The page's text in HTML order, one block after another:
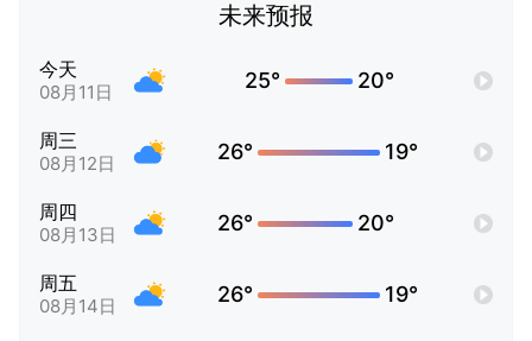
未来预报
今天
08月11日 25° 20°
周三
08月12日 26° 19°
周四
08月13日 26° 20°
周五
08月14日 26° 19°